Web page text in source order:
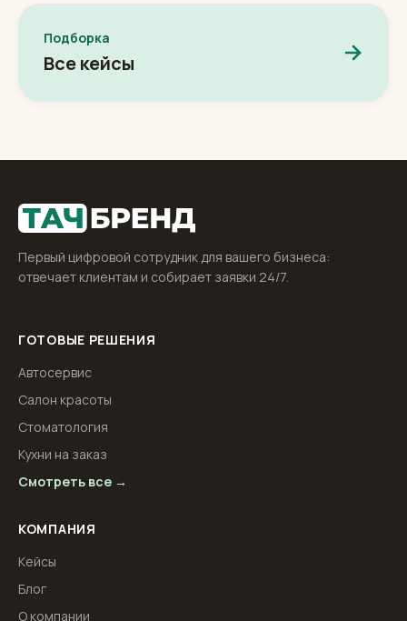
Подборка
Все кейсы
Первый цифровой сотрудник для вашего бизнеса:
отвечает клиентам и собирает заявки 24/7.
ГОТОВЫЕ РЕШЕНИЯ
Автосервис
Салон красоты
Стоматология
Кухни на заказ
Смотреть все →
КОМПАНИЯ
Кейсы
Блог
О компании